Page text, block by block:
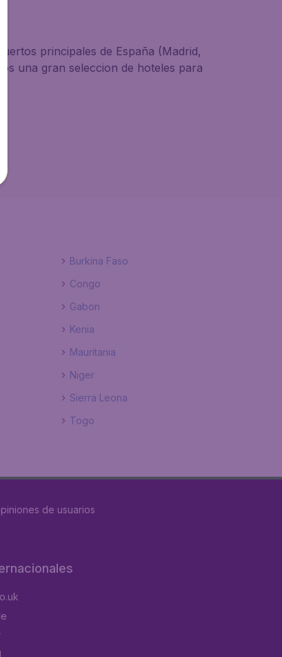
principales de España (Madrid,
una gran seleccion de hoteles para
Burkina Faso
Congo
Gabon
Kenia
Mauritania
Niger
Sierra Leona
Togo
de usuarios